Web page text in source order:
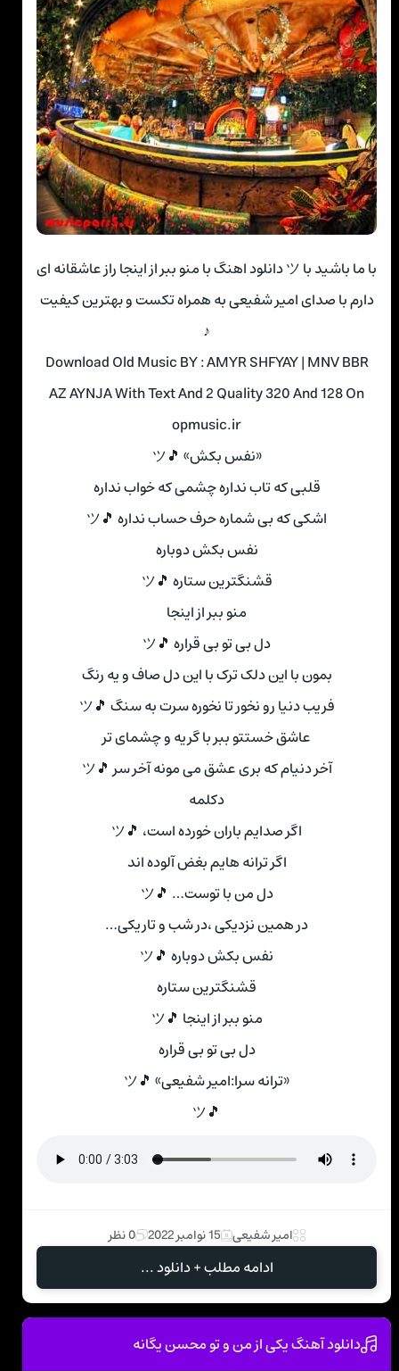
با ما باشید با ツ دانلود اهنگ با منو ببر از اینجا راز عاشقانه ای
دارم با صدای امیر شفیعی به همراه تکست و بهترین کیفیت
♪
Download Old Music BY : AMYR SHFYAY | MNV BBR
AZ AYNJA With Text And 2 Quality 320 And 128 On
opmusic.ir
«نفس بکش» 🎵ツ
قلبی که تاب نداره چشمی که خواب نداره
اشکی که بی شماره حرف حساب نداره 🎵ツ
نفس بکش دوباره
قشنگترین ستاره 🎵ツ
منو ببر از اینجا
دل بی تو بی قراره 🎵ツ
بمون با این دلک ترک با این دل صاف و یه رنگ
فریب دنیا رو نخور تا نخوره سرت به سنگ 🎵ツ
عاشق خستتو ببر با گریه و چشمای تر
آخر دنیام که بری عشق می مونه آخر سر 🎵ツ
دکلمه
اگر صدایم باران خورده است، 🎵ツ
اگر ترانه هایم بغض آلوده اند
دل من با توست… 🎵ツ
در همین نزدیکی ،در شب و تاریکی…
نفس بکش دوباره 🎵ツ
قشنگترین ستاره
منو ببر از اینجا 🎵ツ
دل بی تو بی قراره
«ترانه سرا:امیر شفیعی» 🎵ツ
🎵ツ
امیر شفیعی 15 نوامبر 2022 0 نظر
ادامه مطلب + دانلود ...
دانلود آهنگ یکی از من و تو محسن یگانه